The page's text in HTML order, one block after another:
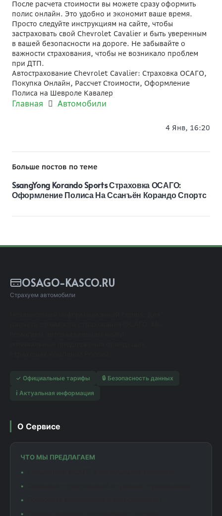
После расчета стоимости вы можете сразу оформить
полис онлайн. Это удобно и экономит ваше время.
Просто следуйте инструкциям на сайте, чтобы
застраховать свой Chevrolet Cavalier и быть уверенным
в вашей безопасности на дороге. Не забывайте о
важности страхования, чтобы не возникало проблем
при ДТП.
Автострахование Chevrolet Cavalier: Страховка ОСАГО,
Покупка Онлайн, Рассчет Стоимости, Оформление
Полиса на Шевроле Кавалер
Главная Автомобили
4 Янв, 16:20
Больше постов по теме
SsangYong Korando Sports Страховка ОСАГО:
Оформление Полиса На Ссанъён Корандо Спортс
OSAGO-KASCO.RU
Страхуем автомобили
✓ Официальные тарифы
🔒 Безопасность данных
ℹ️ Актуальная информация
О Сервисе
ЧТО МЫ ПРЕДЛАГАЕМ